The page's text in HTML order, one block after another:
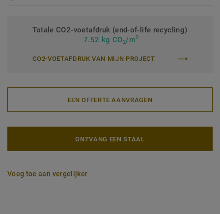
Totale CO2-voetafdruk (end-of-life recycling)
7.52 kg CO2/m2
CO2-VOETAFDRUK VAN MIJN PROJECT
EEN OFFERTE AANVRAGEN
ONTVANG EEN STAAL
Voeg toe aan vergelijker